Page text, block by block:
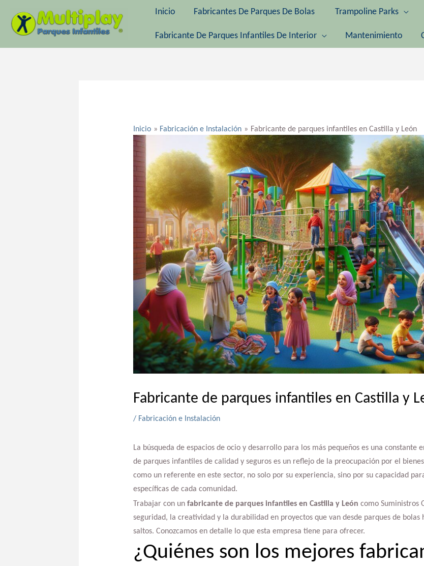
contenido
Inicio Fabricantes De Parques De Bolas Trampoline Parks
Fabricante De Parques Infantiles De Interior Mantenimiento
Inicio Fabricación e Instalación Fabricante de parques infantiles en Castilla y León
Fabricante de parques infantiles en Castilla y
/ Fabricación e Instalación
La búsqueda de espacios de ocio y desarrollo para los más pequeños es una constante
de parques infantiles de calidad y seguros es un reflejo de la preocupación por el
como un referente en este sector, no solo por su experiencia, sino por su capacidad
específicas de cada comunidad.
Trabajar con un fabricante de parques infantiles en Castilla y León como Suministros
seguridad, la creatividad y la durabilidad en proyectos que van desde parques de bolas
saltos. Conozcamos en detalle lo que esta empresa tiene para ofrecer.
¿Quiénes son los mejores